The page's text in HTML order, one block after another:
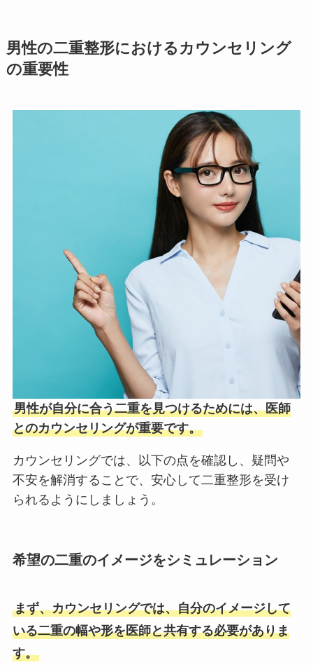
男性の二重整形におけるカウンセリング
の重要性
男性が自分に合う二重を見つけるためには、医師
とのカウンセリングが重要です。
カウンセリングでは、以下の点を確認し、疑問や
不安を解消することで、安心して二重整形を受け
られるようにしましょう。
希望の二重のイメージをシミュレーション
まず、カウンセリングでは、自分のイメージして
いる二重の幅や形を医師と共有する必要がありま
す。